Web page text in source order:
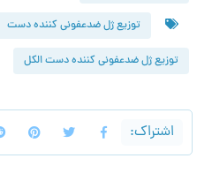
توزیع ژل ضدعفونی کننده دست
توزیع ژل ضدعفونی کننده دست الکل